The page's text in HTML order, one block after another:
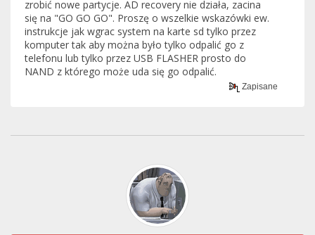
zrobić nowe partycje. AD recovery nie działa, zacina
się na "GO GO GO". Proszę o wszelkie wskazówki ew.
instrukcje jak wgrac system na karte sd tylko przez
komputer tak aby można było tylko odpalić go z
telefonu lub tylko przez USB FLASHER prosto do
NAND z którego może uda się go odpalić.
Zapisane